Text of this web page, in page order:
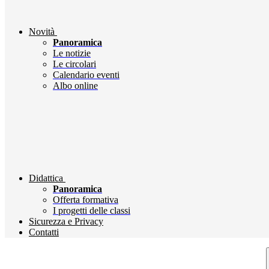
Novità
Panoramica
Le notizie
Le circolari
Calendario eventi
Albo online
Didattica
Panoramica
Offerta formativa
I progetti delle classi
Sicurezza e Privacy
Contatti